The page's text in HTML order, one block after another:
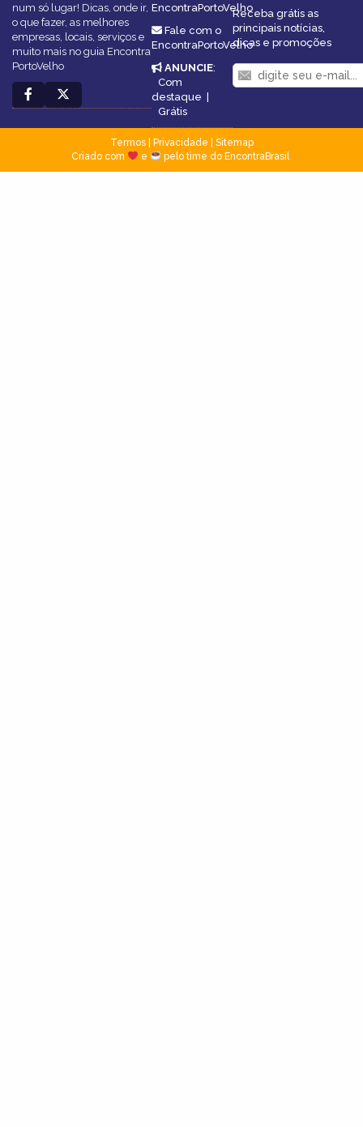
num só lugar! Dicas, onde ir,
o que fazer, as melhores
empresas, locais, serviços e
muito mais no guia Encontra
PortoVelho
EncontraPortoVelho
Fale com o
EncontraPortoVelho
ANUNCIE:
Com
destaque
Grátis
Receba grátis as
principais notícias,
dicas e promoções
Termos| Privacidade
Sitemap
Criado com
e pelo time do EncontraBrasil